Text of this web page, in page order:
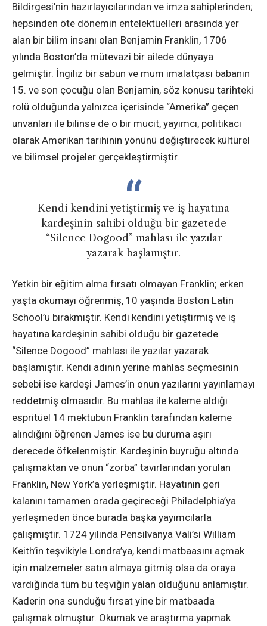
Bildirgesi’nin hazırlayıcılarından ve imza sahiplerinden;
hepsinden öte dönemin entelektüelleri arasında yer
alan bir bilim insanı olan Benjamin Franklin, 1706
yılında Boston’da mütevazi bir ailede dünyaya
gelmiştir. İngiliz bir sabun ve mum imalatçası babanın
15. ve son çocuğu olan Benjamin, söz konusu tarihteki
rolü olduğunda yalnızca içerisinde “Amerika” geçen
unvanları ile bilinse de o bir mucit, yayımcı, politikacı
olarak Amerikan tarihinin yönünü değiştirecek kültürel
ve bilimsel projeler gerçekleştirmiştir.
Kendi kendini yetiştirmiş ve iş hayatına
kardeşinin sahibi olduğu bir gazetede
“Silence Dogood” mahlası ile yazılar
yazarak başlamıştır.
Yetkin bir eğitim alma fırsatı olmayan Franklin; erken
yaşta okumayı öğrenmiş, 10 yaşında Boston Latin
School’u bırakmıştır. Kendi kendini yetiştirmiş ve iş
hayatına kardeşinin sahibi olduğu bir gazetede
“Silence Dogood” mahlası ile yazılar yazarak
başlamıştır. Kendi adının yerine mahlas seçmesinin
sebebi ise kardeşi James’in onun yazılarını yayınlamayı
reddetmiş olmasıdır. Bu mahlas ile kaleme aldığı
espritüel 14 mektubun Franklin tarafından kaleme
alındığını öğrenen James ise bu duruma aşırı
derecede öfkelenmiştir. Kardeşinin buyruğu altında
çalışmaktan ve onun “zorba” tavırlarından yorulan
Franklin, New York’a yerleşmiştir. Hayatının geri
kalanını tamamen orada geçireceği Philadelphia’ya
yerleşmeden önce burada başka yayımcılarla
çalışmıştır. 1724 yılında Pensilvanya Vali’si William
Keith’in teşvikiyle Londra’ya, kendi matbaasını açmak
için malzemeler satın almaya gitmiş olsa da oraya
vardığında tüm bu teşviğin yalan olduğunu anlamıştır.
Kaderin ona sunduğu fırsat yine bir matbaada
çalışmak olmuştur. Okumak ve araştırma yapmak